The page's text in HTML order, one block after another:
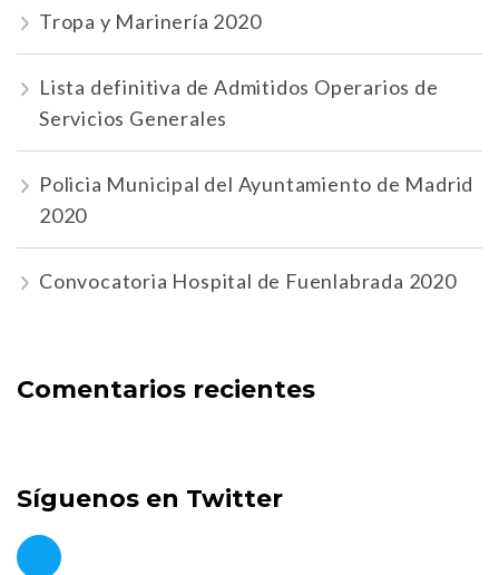
Tropa y Marinería 2020
Lista definitiva de Admitidos Operarios de
Servicios Generales
Policia Municipal del Ayuntamiento de Madrid
2020
Convocatoria Hospital de Fuenlabrada 2020
Comentarios recientes
Síguenos en Twitter